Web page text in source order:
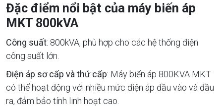
Đặc điểm nổi bật của máy biến áp
MKT 800kVA
Công suất: 800kVA, phù hợp cho các hệ thống điện
công suất lớn.
Điện áp sơ cấp và thứ cấp: Máy biến áp 800KVA MKT
có thể hoạt động với nhiều mức điện áp đầu vào và đầu
ra, đảm bảo tính linh hoạt cao.